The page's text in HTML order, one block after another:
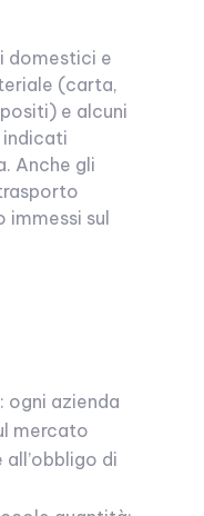
domestici e
(carta,
e alcuni
Anche gli
immessi sul
ogni azienda
mercato
di